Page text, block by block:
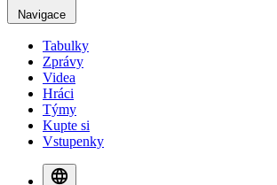
Navigace
Tabulky
Zprávy
Videa
Hráci
Týmy
Kupte si
Vstupenky